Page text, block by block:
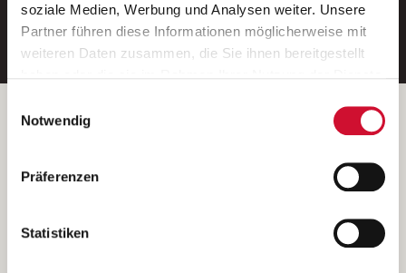
soziale Medien, Werbung und Analysen weiter. Unsere
Partner führen diese Informationen möglicherweise mit
weiteren Daten zusammen, die Sie ihnen bereitgestellt
Wenn Sie auf „Cookies zulassen“ klicken, so stimmen
Sie der Speicherung sämtlicher Cookies zu. Sie können
Ihre Einwilligung selbstverständlich jederzeit widerrufen,
indem Sie die Cookie-Einstellungen aufrufen und diese
unsererDatenschutzerklärung
Notwendig
Präferenzen
Statistiken
E-Mail-Adresse eintragen
Betreiber der Webseite
Kantstraße 45a
(Ein Tochterunternehmen des AWO Bezirksverbandes Unterfranken
e.V.)